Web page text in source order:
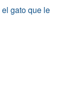
gato que le